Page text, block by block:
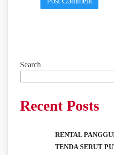
Search
Recent Posts
RENTAL
TENDA SERUT